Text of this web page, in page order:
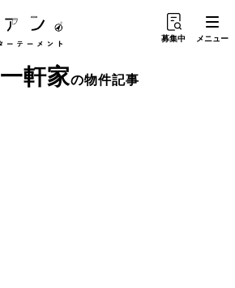
募集中 メニュー
一軒家の物件記事